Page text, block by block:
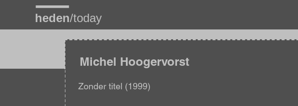
Overslaan
Michel Hoogervorst
Zonder titel (1999)